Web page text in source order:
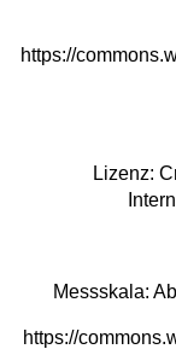
https://
Lizenz:
Messskala:
https://